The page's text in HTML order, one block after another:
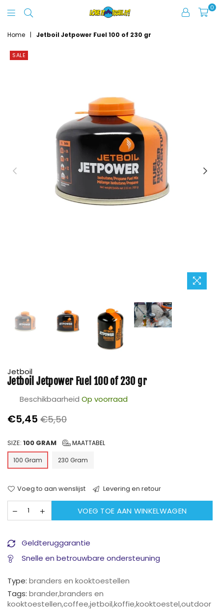
It
0
Home | Jetboil Jetpower Fuel 100 of 230 gr
SALE
Jetboil
Jetboil Jetpower Fuel 100 of 230 gr
Beschikbaarheid Op voorraad
Prijs
€5,45 €5,50
SIZE: 100 GRAM MAATTABEL
100 Gram 230 Gram
Voeg to aan wenslijst Levering en retour
VOEG TOE AAN WINKELWAGEN
Geldteruggarantie
Snelle en betrouwbare ondersteuning
Type: branders en kooktoestellen
Tags: brander,branders en
kooktoestellen,coffee,jetboil,koffie,kooktoestel,outdoor